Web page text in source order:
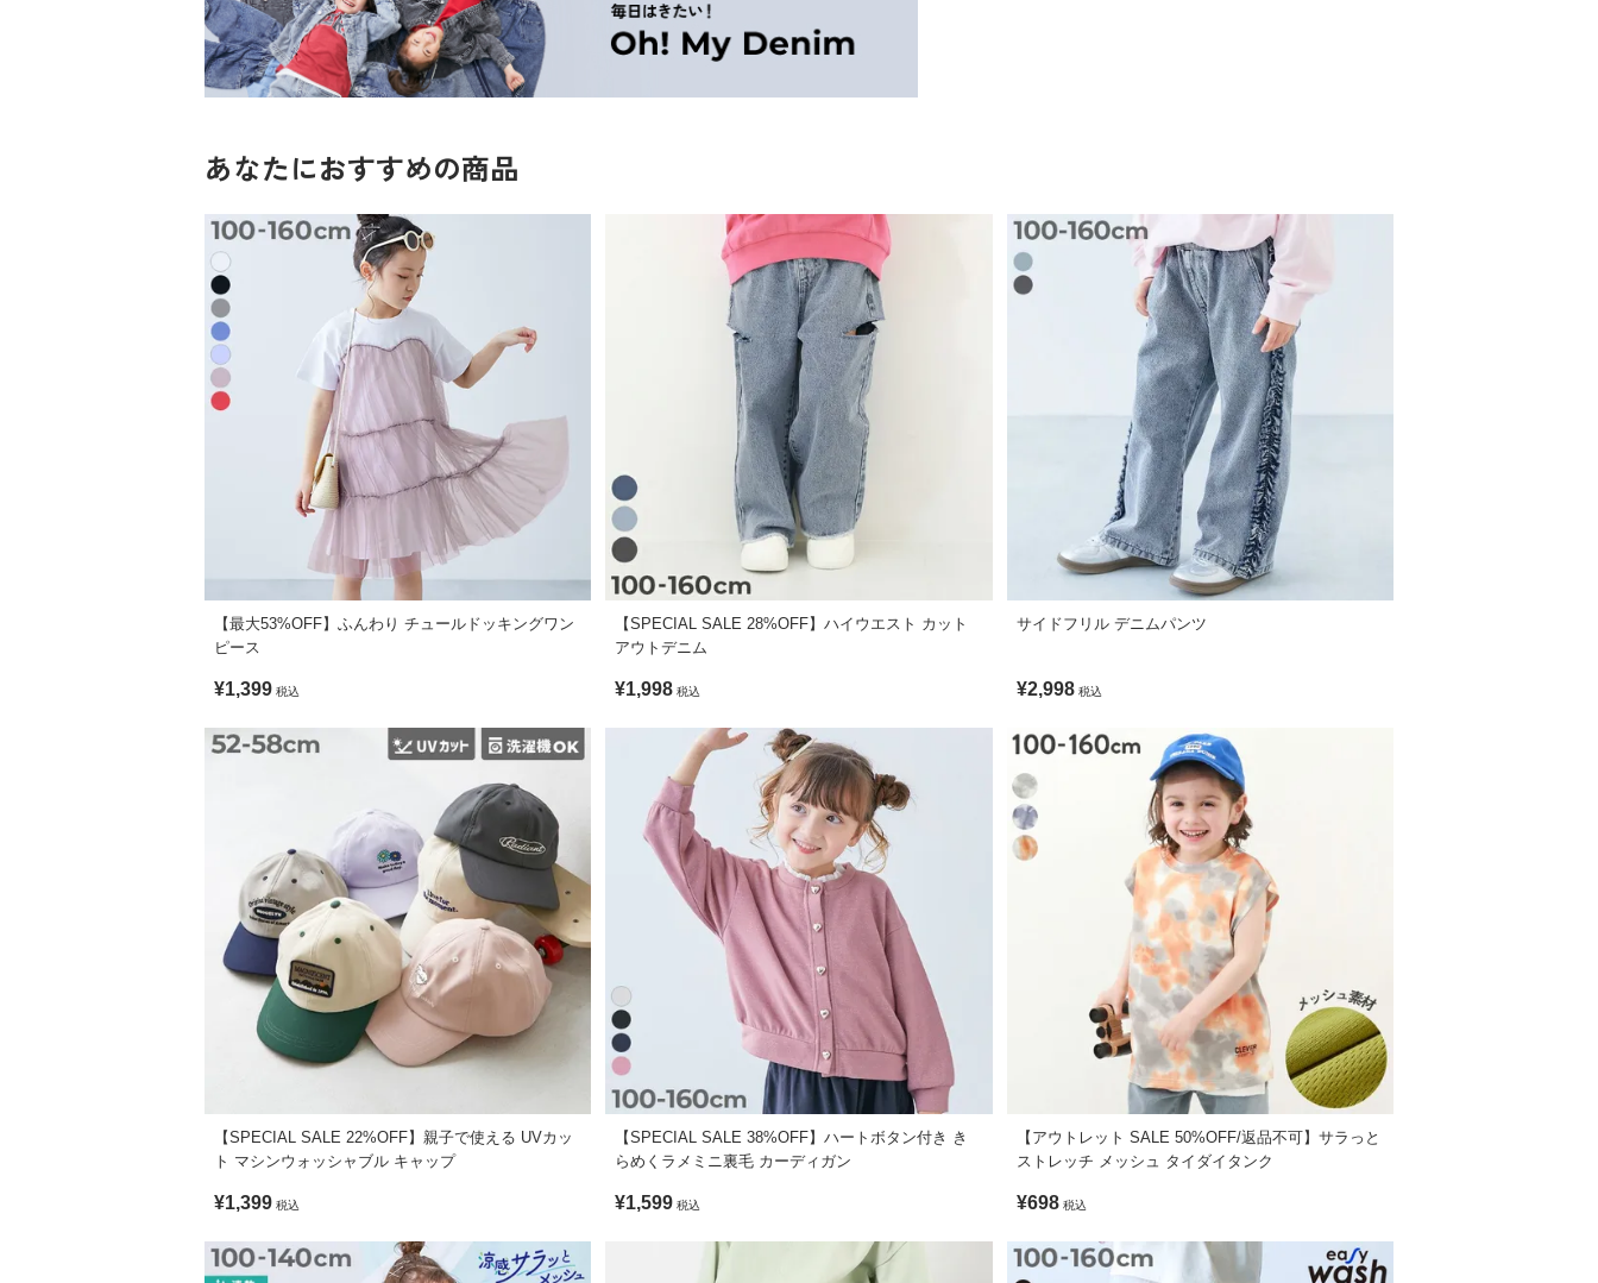
■素材
柔らかな肌ざわりをしたデニム素材
伸縮性：なし
■スタイリング
いつもコーデにプラスすれば、トレンドスタイルが完成。
パンツスタイルにも、スカートスタイルにも合わせやすいアイテム。
ワンピースの上から羽織るのもおすすめです。
120cm
42
130cm
45 47
140cm
48 50
160cm
»サイズガイド
素材・仕様
綿100%
生産国
CHINA
洗濯機洗い可(弱い洗濯処理) / 漂白剤使用不可 / 乾燥機使用不可 / 日陰つり干し/ 洗濯ネット使用
・素材の特性上、摩擦や水濡れお洗濯などで、色落ち・色移りしますので、ご使用の際はご注意ください。
・淡色のもの(ソファー、靴、バッグ、車のシートなど)との組み合わせはお避けください。
・平置きにて採寸しているため、サイズや形に多少の誤差が生じる場合があります。また、製品加工のため色ごとで誤差が見受けられることがございます。
あらかじめご了承ください。
・生産時期により、多少色味が異なる場合がございますが、素材・サイズ等の品質に違いはございません。
あなたにおすすめの商品
【最大53%OFF】ふんわり チュールドッキングワン
ピース
¥1,399 税込
【SPECIAL SALE 28%OFF】ハイウエスト カット
アウトデニム
¥1,998 税込
サイドフリル デニムパンツ
¥2,998 税込
【SPECIAL SALE 22%OFF】親子で使える UVカッ
ト マシンウォッシャブル キャップ
¥1,399 税込
【SPECIAL SALE 38%OFF】ハートボタン付き き
らめくラメミニ裏毛 カーディガン
¥1,599 税込
【アウトレット SALE 50%OFF/返品不可】サラっと
ストレッチ メッシュ タイダイタンク
¥698 税込